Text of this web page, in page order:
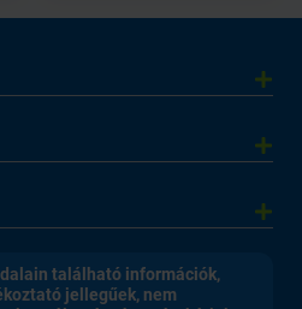
található információk,
jellegűek, nem